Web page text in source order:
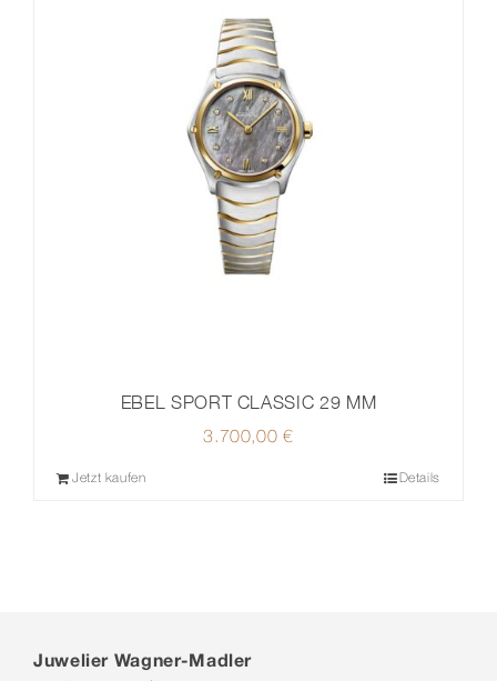
EBEL SPORT CLASSIC 29 MM
3.700,00€
Jetzt kaufen Details
Juwelier Wagner-Madler